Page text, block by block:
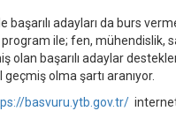
başarılı adayları da burs
program ile; fen, mühendislik,
olan başarılı adaylar
olma şartı aranıyor.
basvuru.ytb.gov.tr/